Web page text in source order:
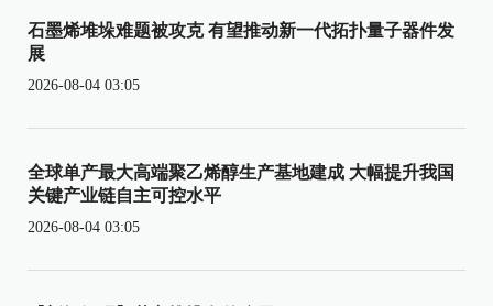
石墨烯堆垛难题被攻克 有望推动新一代拓扑量子器件发
展
2026-08-04 03:05
全球单产最大高端聚乙烯醇生产基地建成 大幅提升我国
关键产业链自主可控水平
2026-08-04 03:05